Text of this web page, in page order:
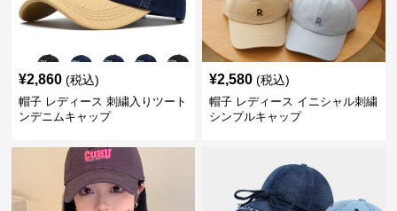
¥2,860 (税込)
帽子 レディース 刺繍入りツート
ンデニムキャップ
¥2,580 (税込)
帽子 レディース イニシャル刺繍
シンプルキャップ